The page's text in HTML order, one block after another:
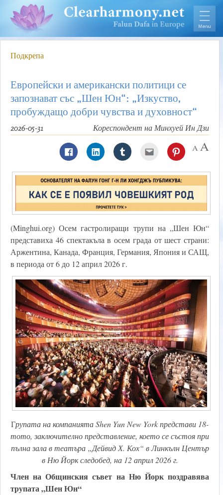
Подкрепа
Европейски и американски политици се
запознават със „Шен Юн“: „Изкуство,
пробуждащо добри чувства и духовност“
Кореспондент на Минхуей Ин Дзи
2026-05-31
(Minghui.org) Осем гастролиращи трупи на „Шен Юн“
представиха 46 спектакъла в осем града от шест страни:
Аржентина, Канада, Франция, Германия, Япония и САЩ,
в периода от 6 до 12 април 2026 г.
Групата на компанията Shen Yun New York представи 18-
тото, заключително представление, което се състоя при
пълна зала в театъра „Дейвид Х. Кох“ в Линкълн Център
в Ню Йорк следобед, на 12 април 2026 г.
Член на Общинския съвет на Ню Йорк поздравява
трупата „Шен Юн“